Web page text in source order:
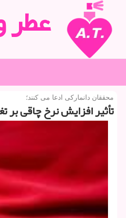
عطر
محققان دانماركی ادعا می كنند؛
تأثیر افزایش نرخ چاقی بر